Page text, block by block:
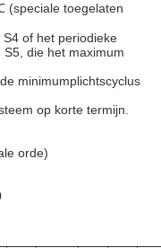
toegelaten
of het periodieke
die het maximum
minimumplichtscyclus
op korte termijn.
orde)